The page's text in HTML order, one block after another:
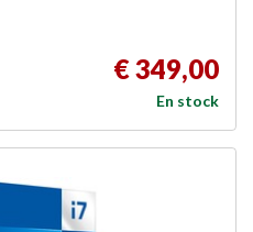
€ 349,00
En stock